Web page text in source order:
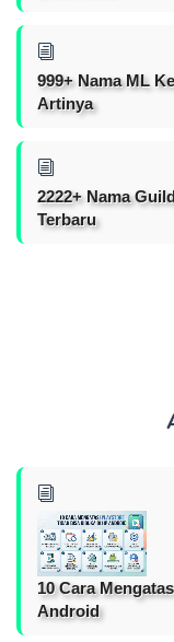
999+ Nama ML
Artinya
2222+ Nama
Terbaru
10 Cara
Android